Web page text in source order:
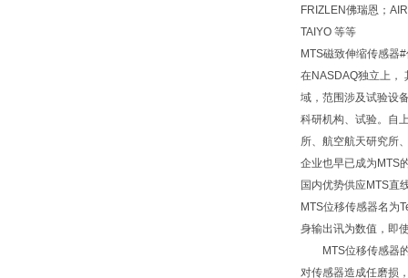
FRIZLEN佛瑞恩；
TAIYO 等等
MTS磁致伸缩传感器
在NASDAQ独立上，
域，范围涉及试验设
科研机构、试验。自
所、航空航天研究所
企业也早已成为MTS
国内优势供应MTS直
MTS位移传感器名为
身输出讯为数值，即
MTS位移传感器的
对传感器造成任磨损